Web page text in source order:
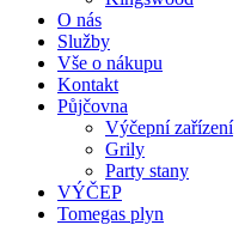
O nás
Služby
Vše o nákupu
Kontakt
Půjčovna
Výčepní zařízení
Grily
Party stany
VÝČEP
Tomegas plyn